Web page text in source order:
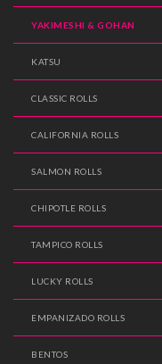
YAKIMESHI & GOHAN
KATSU
CLASSIC ROLLS
CALIFORNIA ROLLS
SALMON ROLLS
CHIPOTLE ROLLS
TAMPICO ROLLS
LUCKY ROLLS
EMPANIZADO ROLLS
BENTOS